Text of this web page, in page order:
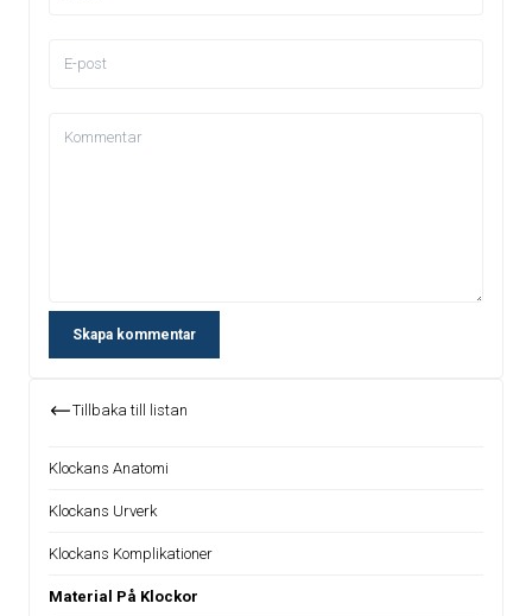
Skapa kommentar
Tillbaka till listan
Klockans Anatomi
Klockans Urverk
Klockans Komplikationer
Material På Klockor